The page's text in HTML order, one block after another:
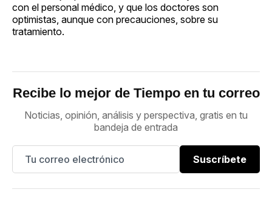
con el personal médico, y que los doctores son
optimistas, aunque con precauciones, sobre su
tratamiento.
Recibe lo mejor de Tiempo en tu correo
Noticias, opinión, análisis y perspectiva, gratis en tu
bandeja de entrada
Suscríbete